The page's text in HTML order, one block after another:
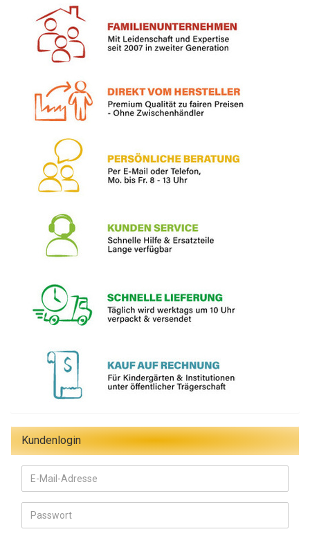
Kundenlogin
E-
Mail-
Adresse
Passwort